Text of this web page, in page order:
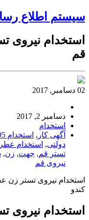
سیستم اطلاع
استخدام نیروی
قم
02 دسامبر, 2017
دسامبر 2, 2017
استخدام
آگهی کار , استخدام 95
دولتی, استخدام عطر
تستر قم, جهت, زن,
نیروی قم
استخدام نیروی تستر زن
کندو
استخدام نیروی